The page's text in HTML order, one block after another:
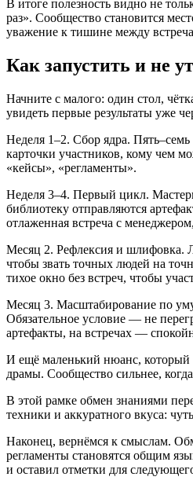
В итоге полезность видно не
раз». Сообщество становится
уважение к тишине между
Как запустить и не
Начните с малого: один стол,
увидеть первые результаты уже
Неделя 1–2. Сбор ядра.
карточки участников, кому чем
«кейсы», «регламенты».
Неделя 3–4. Первый цикл.
библиотеку отправляются
отлаженная встреча с
Месяц 2. Рефлексия и шлифовка.
чтобы звать точных людей на
тихое окно без встреч, чтобы
Месяц 3. Масштабирование по
Обязательное условие — не
артефакты, на встречах —
И ещё маленький нюанс, который
драмы. Сообщество сильнее,
В этой рамке обмен знаниями
техники и аккуратного вкуса:
Наконец, вернёмся к смыслам.
регламенты становятся общим
и оставил отметки для